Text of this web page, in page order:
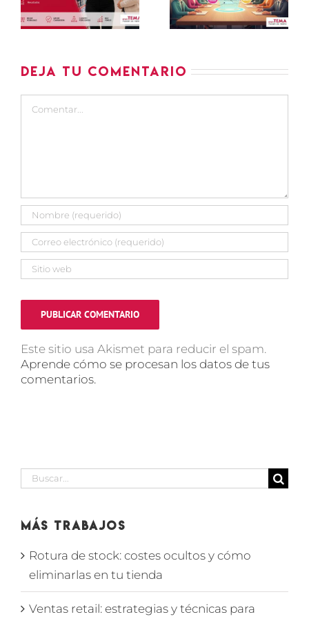
para saber
si tu
en tu
estrategia
Deja tu comentario
Este sitio usa Akismet para reducir el spam.
Aprende cómo se procesan los datos de tus
comentarios.
Buscar:
Más Trabajos
Rotura de stock: costes ocultos y cómo
eliminarlas en tu tienda
Ventas retail: estrategias y técnicas para